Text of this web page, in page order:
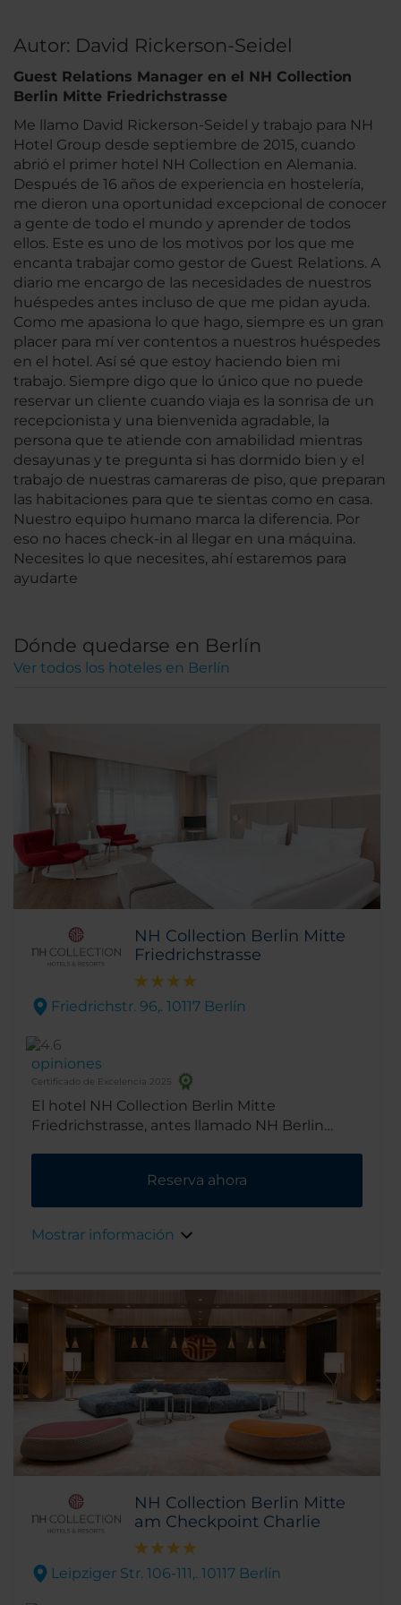
Autor: David Rickerson-Seidel
Guest Relations Manager en el NH Collection
Berlin Mitte Friedrichstrasse
Me llamo David Rickerson-Seidel y trabajo para NH
Hotel Group desde septiembre de 2015, cuando
abrió el primer hotel NH Collection en Alemania.
Después de 16 años de experiencia en hostelería,
me dieron una oportunidad excepcional de conocer
a gente de todo el mundo y aprender de todos
ellos. Este es uno de los motivos por los que me
encanta trabajar como gestor de Guest Relations. A
diario me encargo de las necesidades de nuestros
huéspedes antes incluso de que me pidan ayuda.
Como me apasiona lo que hago, siempre es un gran
placer para mí ver contentos a nuestros huéspedes
en el hotel. Así sé que estoy haciendo bien mi
trabajo. Siempre digo que lo único que no puede
reservar un cliente cuando viaja es la sonrisa de un
recepcionista y una bienvenida agradable, la
persona que te atiende con amabilidad mientras
desayunas y te pregunta si has dormido bien y el
trabajo de nuestras camareras de piso, que preparan
las habitaciones para que te sientas como en casa.
Nuestro equipo humano marca la diferencia. Por
eso no haces check-in al llegar en una máquina.
Necesites lo que necesites, ahí estaremos para
ayudarte
Dónde quedarse en Berlín
Ver todos los hoteles en Berlín
NH Collection Berlin Mitte
Friedrichstrasse
Friedrichstr. 96,. 10117 Berlín
opiniones
Certificado de Excelencia 2025
El hotel NH Collection Berlin Mitte
Friedrichstrasse, antes llamado NH Berlin
Friedrichstrasse, cerca de los lugares de
interés y las áreas de compras más conocidos
de Brandeburgo y de Unter den Linden, el
Reserva ahora
Mostrar información
NH Collection Berlin Mitte
am Checkpoint Charlie
Leipziger Str. 106-111,. 10117 Berlín